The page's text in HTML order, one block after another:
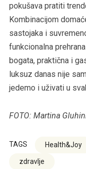
pokušava pratiti
Kombinacijom
sastojaka i
funkcionalna
bogata, praktična i
luksuz danas nije
jedemo i uživati u
FOTO: Martina
TAGS Health&Joy
zdravlje